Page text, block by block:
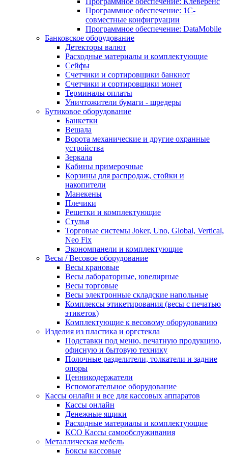
Программное обеспечение: 1С-
совместные конфигруации
Программное обеспечение: DataMobile
Банковское оборудование
Детекторы валют
Расходные материалы и комплектующие
Сейфы
Счетчики и сортировщики банкнот
Счетчики и сортировщики монет
Терминалы оплаты
Уничтожители бумаги - шредеры
Бутиковое оборудование
Банкетки
Вешала
Ворота механические и другие охранные
устройства
Зеркала
Кабины примерочные
Корзины для распродаж, стойки и
накопители
Манекены
Плечики
Решетки и комплектующие
Стулья
Торговые системы Joker, Uno, Global, Vertical,
Neo Fix
Экономпанели и комплектующие
Весы / Весовое оборудование
Весы крановые
Весы лабораторные, ювелирные
Весы торговые
Весы электронные складские напольные
Комплексы этикетирования (весы с печатью
этикеток)
Комплектующие к весовому оборудованию
Изделия из пластика и оргстекла
Подставки под меню, печатную продукцию,
офисную и бытовую технику
Полочные разделители, толкатели и задние
опоры
Ценникодержатели
Вспомогательное оборудование
Кассы онлайн и все для кассовых аппаратов
Кассы онлайн
Денежные ящики
Расходные материалы и комплектующие
КСО Кассы самообслуживания
Металлическая мебель
Боксы кассовые